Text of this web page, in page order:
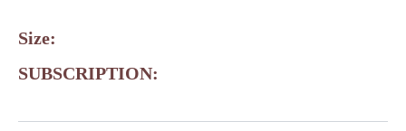
Size:
SUBSCRIPTION: